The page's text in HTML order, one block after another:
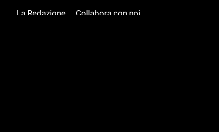
La Redazione
Collabora con noi